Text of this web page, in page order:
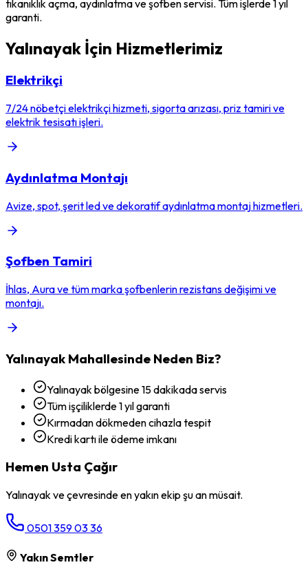
tıkanıklık açma, aydınlatma ve şofben servisi. Tüm işlerde 1 yıl
garanti.
Yalınayak İçin Hizmetlerimiz
Elektrikçi
7/24 nöbetçi elektrikçi hizmeti, sigorta arızası, priz tamiri ve
elektrik tesisatı işleri.
Aydınlatma Montajı
Avize, spot, şerit led ve dekoratif aydınlatma montaj hizmetleri.
Şofben Tamiri
İhlas, Aura ve tüm marka şofbenlerin rezistans değişimi ve
montajı.
Yalınayak Mahallesinde Neden Biz?
Yalınayak bölgesine 15 dakikada servis
Tüm işçiliklerde 1 yıl garanti
Kırmadan dökmeden cihazla tespit
Kredi kartı ile ödeme imkanı
Hemen Usta Çağır
Yalınayak ve çevresinde en yakın ekip şu an müsait.
0501 359 03 36
Yakın Semtler